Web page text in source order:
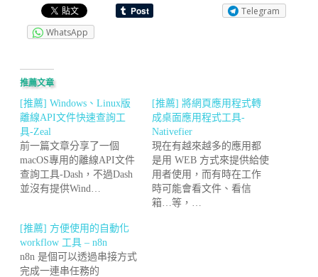
Telegram
WhatsApp
推薦文章
[推薦] Windows、Linux版
離線API文件快速查詢工
具-Zeal
前一篇文章分享了一個
macOS專用的離線API文件
查詢工具-Dash，不過Dash
並沒有提供Wind…
[推薦] 將網頁應用程式轉
成桌面應用程式工具-
Nativefier
現在有越來越多的應用都
是用 WEB 方式來提供給使
用者使用，而有時在工作
時可能會看文件、看信
箱…等，…
[推薦] 方便使用的自動化
workflow 工具 – n8n
n8n 是個可以透過串接方式
完成一連串任務的